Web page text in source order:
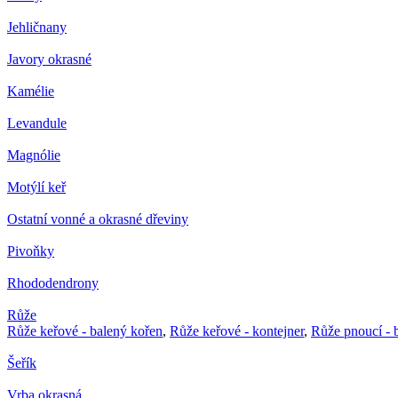
Jehličnany
Javory okrasné
Kamélie
Levandule
Magnólie
Motýlí keř
Ostatní vonné a okrasné dřeviny
Pivoňky
Rhododendrony
Růže
Růže keřové - balený kořen, Růže keřové - kontejner, Růže pnoucí -
Šeřík
Vrba okrasná